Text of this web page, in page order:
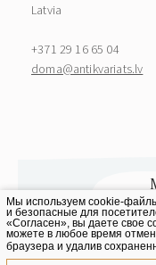
Latvia
+371 29 16 65 04
doma@antikvariats.lv
Мы используем cookie-
и безопасные для
«Согласен», вы даете свое
можете в любое время
браузера и удалив